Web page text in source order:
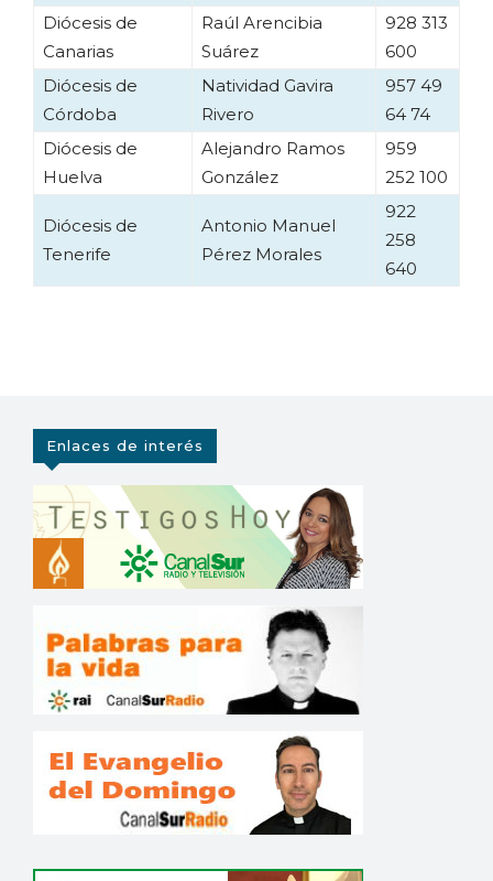
Diócesis de
Canarias
Raúl Arencibia
Suárez
928 313
600
Diócesis de
Córdoba
Natividad Gavira
Rivero
957 49
64 74
Diócesis de
Huelva
Alejandro Ramos
González
959
252 100
Diócesis de
Tenerife
Antonio Manuel
Pérez Morales
922
258
640
Enlaces de interés